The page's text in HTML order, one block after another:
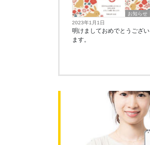
お知らせ
2023年1月1日
明けましておめでとうござい
ます。